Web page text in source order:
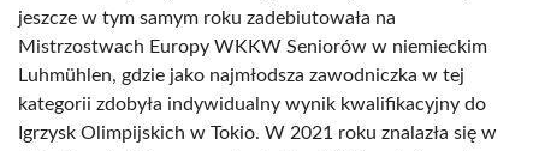
jeszcze w tym samym roku zadebiutowała na
Mistrzostwach Europy WKKW Seniorów w niemieckim
Luhmühlen, gdzie jako najmłodsza zawodniczka w tej
kategorii zdobyła indywidualny wynik kwalifikacyjny do
Igrzysk Olimpijskich w Tokio. W 2021 roku znalazła się w